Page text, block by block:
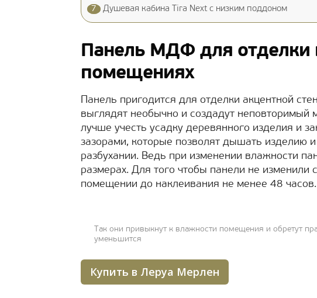
7
Душевая кабина Tira Next с низким поддоном
Панель МДФ для отделки
помещениях
Панель пригодится для отделки акцентной
выглядят необычно и создадут
лучше учесть усадку деревянного изделия и
зазорами, которые позволят дышать изделию
разбухании. Ведь при изменении влажности
размерах. Для того чтобы панели не изменили
помещении до наклеивания не менее 48 часов.
Так они привыкнут к влажности помещения и обретут
уменьшится
Купить в Леруа Мерлен